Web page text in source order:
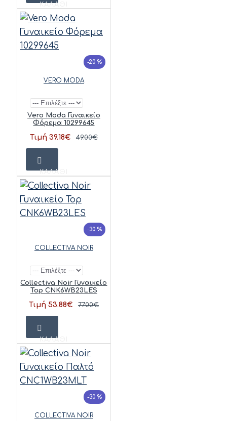
ΚΑΛΆΘΙ
-20 %
VERO MODA
Vero Moda Γυναικείο
Φόρεμα 10299645
Τιμή 39.18€ 49.00€
ΚΑΛΆΘΙ
-30 %
COLLECTIVA NOIR
Collectiva Noir Γυναικείο
Top CNK6WB23LES
Τιμή 53.88€ 77.00€
ΚΑΛΆΘΙ
-30 %
COLLECTIVA NOIR